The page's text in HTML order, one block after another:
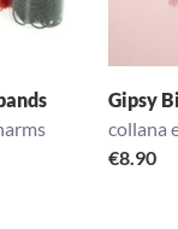
Gipsy
collana
€8.90